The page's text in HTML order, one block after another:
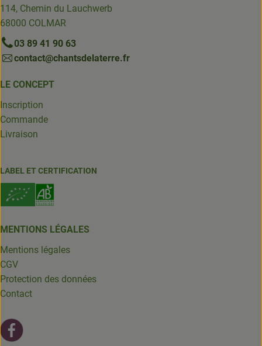
114, Chemin du Lauchwerb
68000 COLMAR
03 89 41 90 63
contact@chantsdelaterre.fr
LE CONCEPT
Inscription
Commande
Livraison
LABEL ET CERTIFICATION
MENTIONS LÉGALES
Mentions légales
CGV
Protection des données
Contact